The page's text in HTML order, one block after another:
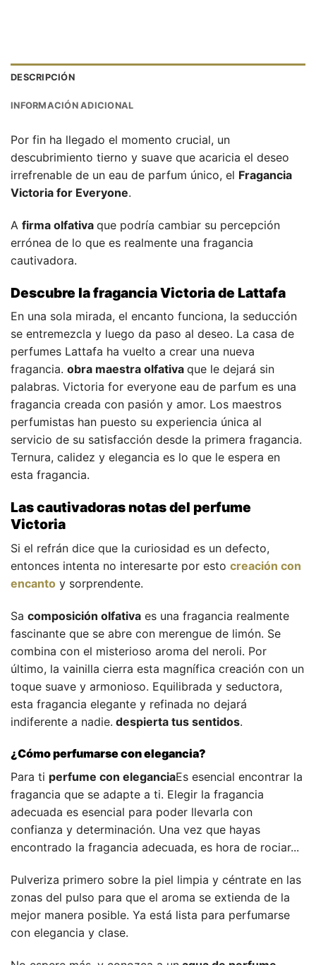
DESCRIPCIÓN
INFORMACIÓN ADICIONAL
Por fin ha llegado el momento crucial, un
descubrimiento tierno y suave que acaricia el deseo
irrefrenable de un eau de parfum único, el Fragancia
Victoria for Everyone.
A firma olfativa que podría cambiar su percepción
errónea de lo que es realmente una fragancia
cautivadora.
Descubre la fragancia Victoria de Lattafa
En una sola mirada, el encanto funciona, la seducción
se entremezcla y luego da paso al deseo. La casa de
perfumes Lattafa ha vuelto a crear una nueva
fragancia. obra maestra olfativa que le dejará sin
palabras. Victoria for everyone eau de parfum es una
fragancia creada con pasión y amor. Los maestros
perfumistas han puesto su experiencia única al
servicio de su satisfacción desde la primera fragancia.
Ternura, calidez y elegancia es lo que le espera en
esta fragancia.
Las cautivadoras notas del perfume
Victoria
Si el refrán dice que la curiosidad es un defecto,
entonces intenta no interesarte por esto creación con
encanto y sorprendente.
Sa composición olfativa es una fragancia realmente
fascinante que se abre con merengue de limón. Se
combina con el misterioso aroma del neroli. Por
último, la vainilla cierra esta magnífica creación con un
toque suave y armonioso. Equilibrada y seductora,
esta fragancia elegante y refinada no dejará
indiferente a nadie. despierta tus sentidos.
¿Cómo perfumarse con elegancia?
Para ti perfume con eleganciaEs esencial encontrar la
fragancia que se adapte a ti. Elegir la fragancia
adecuada es esencial para poder llevarla con
confianza y determinación. Una vez que hayas
encontrado la fragancia adecuada, es hora de rociar...
Pulveriza primero sobre la piel limpia y céntrate en las
zonas del pulso para que el aroma se extienda de la
mejor manera posible. Ya está lista para perfumarse
con elegancia y clase.